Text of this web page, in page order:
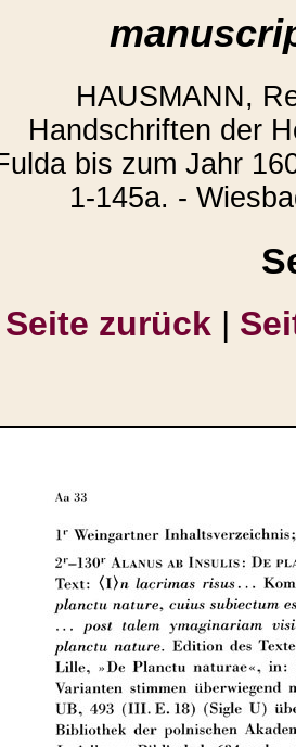
HAUSMANN,
Handschriften der
bis zum Jahr
1-145a. -
Seite zurück |